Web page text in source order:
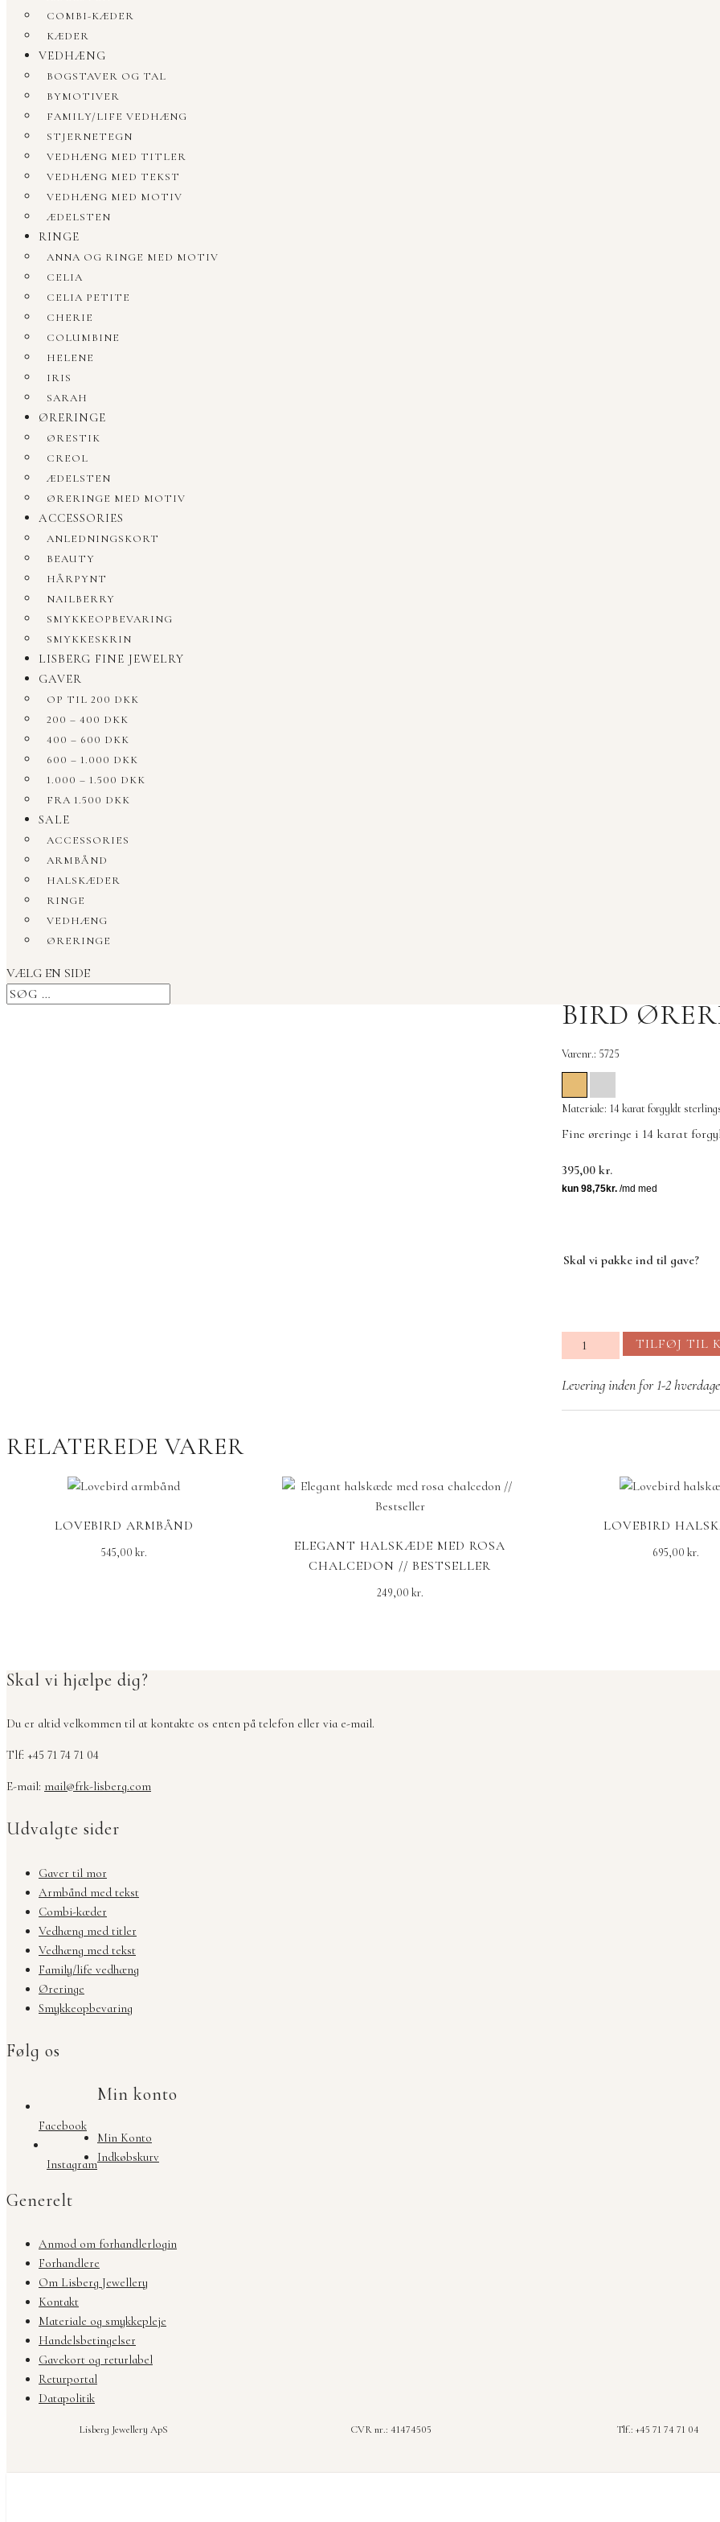
COMBI-KÆDER
KÆDER
VEDHÆNG
BOGSTAVER OG TAL
BYMOTIVER
FAMILY/LIFE VEDHÆNG
STJERNETEGN
VEDHÆNG MED TITLER
VEDHÆNG MED TEKST
VEDHÆNG MED MOTIV
ÆDELSTEN
RINGE
ANNA OG RINGE MED MOTIV
CELIA
CELIA PETITE
CHERIE
COLUMBINE
HELENE
IRIS
SARAH
ØRERINGE
ØRESTIK
CREOL
ÆDELSTEN
ØRERINGE MED MOTIV
ACCESSORIES
ANLEDNINGSKORT
BEAUTY
HÅRPYNT
NAILBERRY
SMYKKEOPBEVARING
SMYKKESKRIN
LISBERG FINE JEWELRY
GAVER
OP TIL 200 DKK
200 – 400 DKK
400 – 600 DKK
600 – 1.000 DKK
1.000 – 1.500 DKK
FRA 1.500 DKK
SALE
ACCESSORIES
ARMBÅND
HALSKÆDER
RINGE
VEDHÆNG
ØRERINGE
VÆLG EN SIDE
BIRD
Varenr.: 5725
Materiale: 14 karat forgyldt
Fine øreringe i 14 karat
395,00 kr.
Skal vi pakke ind til gave?
Bird
øreringe
antal
TILFØJ TIL
Levering inden for 1-2
RELATEREDE VARER
LOVEBIRD ARMBÅND
545,00 kr.
ELEGANT HALSKÆDE MED ROSA
CHALCEDON // BESTSELLER
249,00 kr.
LOVEBIRD
695,00 kr.
Skal vi hjælpe dig?
Du er altid velkommen til at kontakte os enten på telefon eller via e-mail.
Tlf: +45 71 74 71 04
E-mail: mail@frk-lisberg.com
Udvalgte sider
Gaver til mor
Armbånd med tekst
Combi-kæder
Vedhæng med titler
Vedhæng med tekst
Family/life vedhæng
Øreringe
Smykkeopbevaring
Følg os
Facebook
Instagram
Min konto
Min Konto
Indkøbskurv
Generelt
Anmod om forhandlerlogin
Forhandlere
Om Lisberg Jewellery
Kontakt
Materiale og smykkepleje
Handelsbetingelser
Gavekort og returlabel
Returportal
Datapolitik
Lisberg Jewellery ApS CVR nr.: 41474505 Tlf.: +45 71 74 71 04